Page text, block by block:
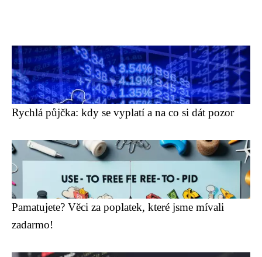
Rychlá půjčka: kdy se vyplatí a na co si dát pozor
Pamatujete? Věci za poplatek, které jsme mívali
zadarmo!